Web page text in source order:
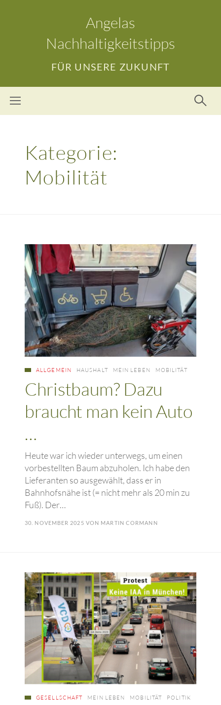
Angelas
Nachhaltigkeitstipps
FÜR UNSERE ZUKUNFT
Kategorie:
Mobilität
ALLGEMEIN HAUSHALT MEIN LEBEN MOBILITÄT
Christbaum? Dazu
braucht man kein Auto
…
Heute war ich wieder unterwegs, um einen
vorbestellten Baum abzuholen. Ich habe den
Lieferanten so ausgewählt, dass er in
Bahnhofsnähe ist (= nicht mehr als 20 min zu
Fuß). Der…
30. NOVEMBER 2025 VON MARTIN CORMANN
GESELLSCHAFT MEIN LEBEN MOBILITÄT POLITIK